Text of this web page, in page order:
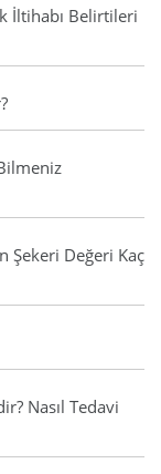
İltihabı Belirtileri
Şekeri Değeri Kaç
Nasıl Tedavi